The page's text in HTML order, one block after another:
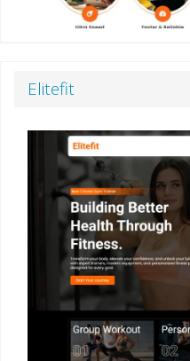
Elitefit